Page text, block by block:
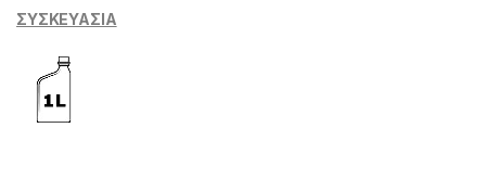
ΣΥΣΚΕΥΑΣΙΑ